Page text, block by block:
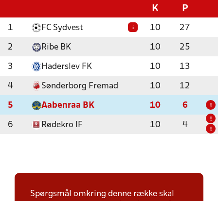
K P
1 FC Sydvest i 10 27
2 Ribe BK 10 25
3 Haderslev FK 10 13
4 Sønderborg Fremad 10 12
5 Aabenraa BK 10 6 !
6 Rødekro IF 10 4
!
!
Spørgsmål omkring denne række skal